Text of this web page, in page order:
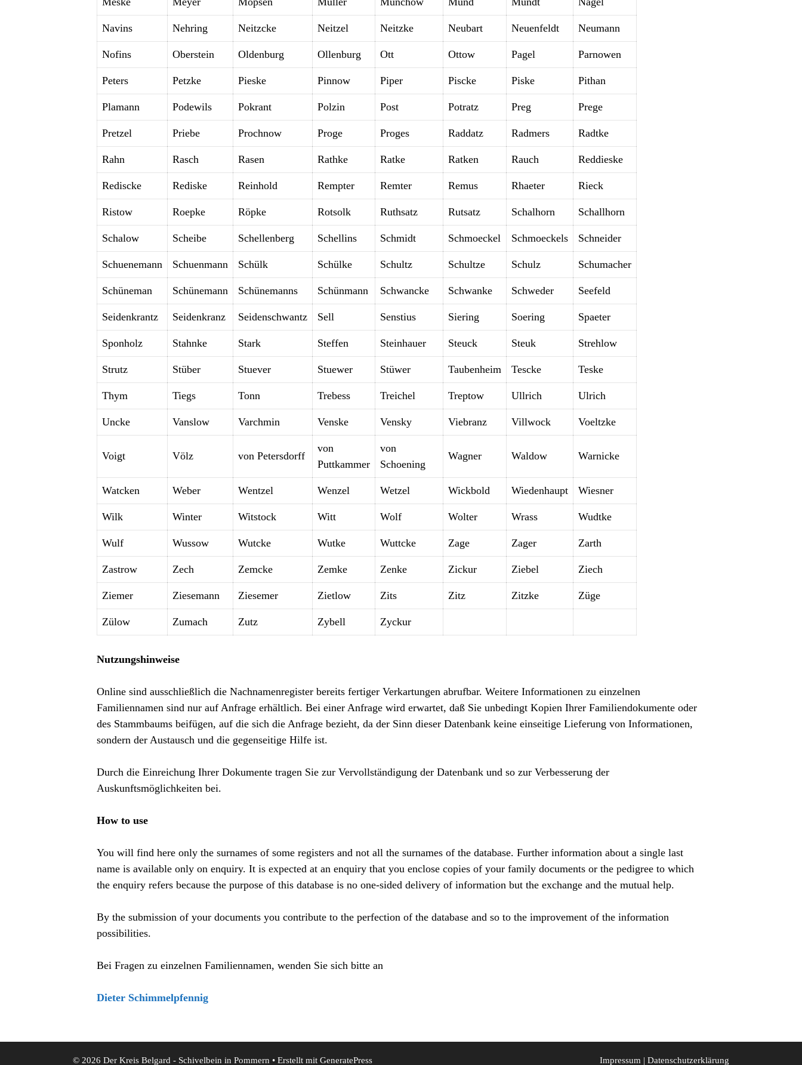
Navins Nehring Neitzcke Neitzel Neitzke Neubart Neuenfeldt Neumann
Nofins Oberstein Oldenburg Ollenburg Ott Ottow Pagel Parnowen
Peters Petzke Pieske Pinnow Piper Piscke Piske Pithan
Plamann Podewils Pokrant Polzin Post Potratz Preg Prege
Pretzel Priebe Prochnow Proge Proges Raddatz Radmers Radtke
Rahn Rasch Rasen Rathke Ratke Ratken Rauch Reddieske
Rediscke Rediske Reinhold Rempter Remter Remus Rhaeter Rieck
Ristow Roepke Röpke Rotsolk Ruthsatz Rutsatz Schalhorn Schallhorn
Schalow Scheibe Schellenberg Schellins Schmidt Schmoeckel Schmoeckels Schneider
Schuenemann Schuenmann Schülk Schülke Schultz Schultze Schulz Schumacher
Schüneman Schünemann Schünemanns Schünmann Schwancke Schwanke Schweder Seefeld
Seidenkrantz Seidenkranz Seidenschwantz Sell Senstius Siering Soering Spaeter
Sponholz Stahnke Stark Steffen Steinhauer Steuck Steuk Strehlow
Strutz Stüber Stuever Stuewer Stüwer Taubenheim Tescke Teske
Thym Tiegs Tonn Trebess Treichel Treptow Ullrich Ulrich
Uncke Vanslow Varchmin Venske Vensky Viebranz Villwock Voeltzke
Voigt Völz von Petersdorff
von
Puttkammer
von
Schoening
Wagner Waldow Warnicke
Watcken Weber Wentzel Wenzel Wetzel Wickbold Wiedenhaupt Wiesner
Wilk Winter Witstock Witt Wolf Wolter Wrass Wudtke
Wulf Wussow Wutcke Wutke Wuttcke Zage Zager Zarth
Zastrow Zech Zemcke Zemke Zenke Zickur Ziebel Ziech
Ziemer Ziesemann Ziesemer Zietlow Zits Zitz Zitzke Züge
Zülow Zumach Zutz Zybell Zyckur
Nutzungshinweise
Online sind ausschließlich die Nachnamenregister bereits fertiger Verkartungen abrufbar. Weitere Informationen zu einzelnen
Familiennamen sind nur auf Anfrage erhältlich. Bei einer Anfrage wird erwartet, daß Sie unbedingt Kopien Ihrer Familiendokumente oder
des Stammbaums beifügen, auf die sich die Anfrage bezieht, da der Sinn dieser Datenbank keine einseitige Lieferung von Informationen,
sondern der Austausch und die gegenseitige Hilfe ist.
Durch die Einreichung Ihrer Dokumente tragen Sie zur Vervollständigung der Datenbank und so zur Verbesserung der
Auskunftsmöglichkeiten bei.
How to use
You will find here only the surnames of some registers and not all the surnames of the database. Further information about a single last
name is available only on enquiry. It is expected at an enquiry that you enclose copies of your family documents or the pedigree to which
the enquiry refers because the purpose of this database is no one-sided delivery of information but the exchange and the mutual help.
By the submission of your documents you contribute to the perfection of the database and so to the improvement of the information
possibilities.
Bei Fragen zu einzelnen Familiennamen, wenden Sie sich bitte an
Dieter Schimmelpfennig
Impressum | Datenschutzerklärung
© 2026 Der Kreis Belgard - Schivelbein in Pommern • Erstellt mit GeneratePress